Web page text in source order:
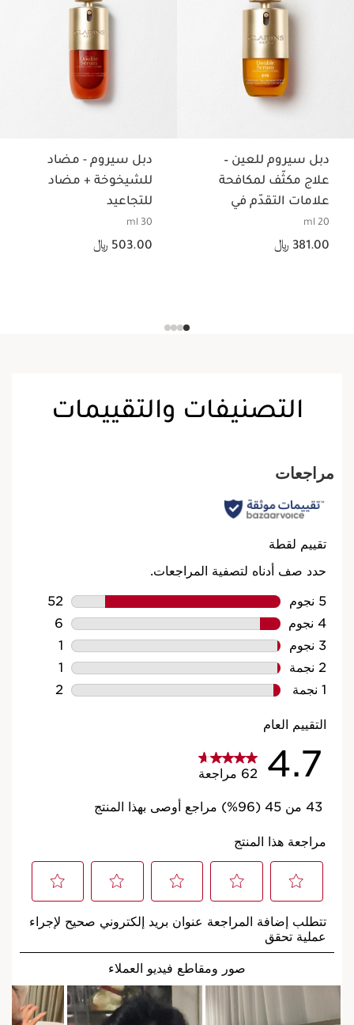
دبل سيروم للعين –
علاج مكثّف لمكافحة
علامات التقدّم في
السن لمنطقة العين
20 ml
السعر الحالي هو 381.00 ﷼
381.00 ﷼
دبل سيروم - مضاد
للشيخوخة + مضاد
للتجاعيد
30 ml
السعر الحالي هو 503.00 ﷼
503.00 ﷼
التصنيفات والتقييمات